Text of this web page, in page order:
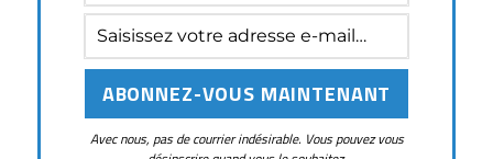
Avec nous, pas de courrier indésirable. Vous pouvez vous